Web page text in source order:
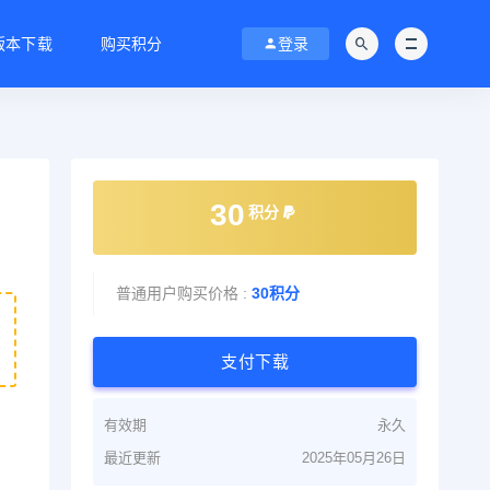
本下载 购买积分 登录
30 积分
普通用户购买价格 :30积分
支付下载
有效期
永久
最近更新
2025年05月26日